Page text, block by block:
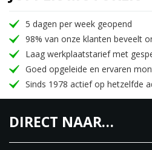
Hoogwaardige Brembo
ABS systeem. Rear Wheel
bochten funtie
5.5inch TFT gekleurd scherm
Bluetooth verbinding
MV Ride App conectie
5 dagen per week geopend
98% van onze klanten beveelt
Laag werkplaatstarief met
Goed opgeleide en ervaren
Sinds 1978 actief op hetzelfde
DIRECT NAAR…